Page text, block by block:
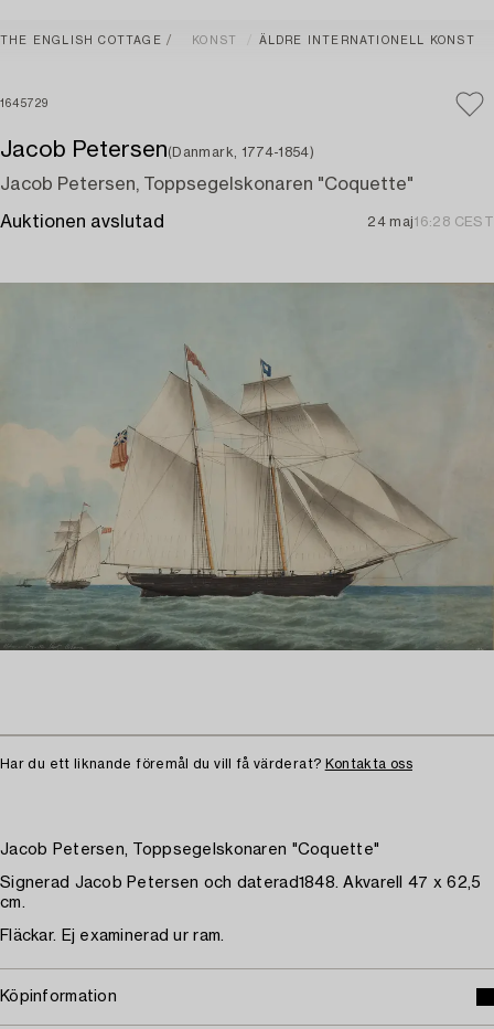
THE ENGLISH COTTAGE KONST ÄLDRE INTERNATIONELL KONST
1645729
Jacob Petersen(Danmark, 1774-1854)
Jacob Petersen, Toppsegelskonaren "Coquette"
Auktionen avslutad 24 maj16:28 CEST
Har du ett liknande föremål du vill få värderat? Kontakta oss
Jacob Petersen, Toppsegelskonaren "Coquette"
Signerad Jacob Petersen och daterad1848. Akvarell 47 x 62,5
cm.
Fläckar. Ej examinerad ur ram.
Köpinformation